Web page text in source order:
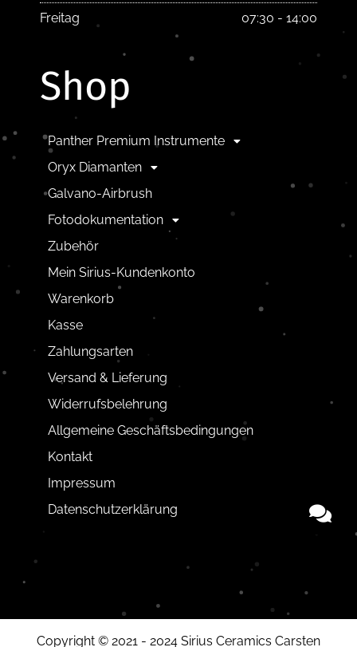
Freitag
07:30 - 14:00
Shop
Panther Premium Instrumente
Oryx Diamanten
Galvano-Airbrush
Fotodokumentation
Zubehör
Mein Sirius-Kundenkonto
Warenkorb
Kasse
Zahlungsarten
Versand & Lieferung
Widerrufsbelehrung
Allgemeine Geschäftsbedingungen
Kontakt
Impressum
Datenschutzerklärung
Copyright © 2021 - 2024 Sirius Ceramics Carsten